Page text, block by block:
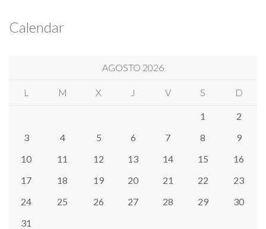
Calendar
AGOSTO 2026
L M X J V S D
1
2
3
4 5 6 7 8
9
10
11 12 13 14 15
16
17
18 19 20 21 22
23
24
25 26 27 28 29
30
31